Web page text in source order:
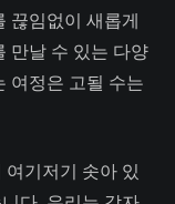
끊임없이 새롭게
만날 수 있는 다양
여정은 고될 수는
기저기 솟아 있